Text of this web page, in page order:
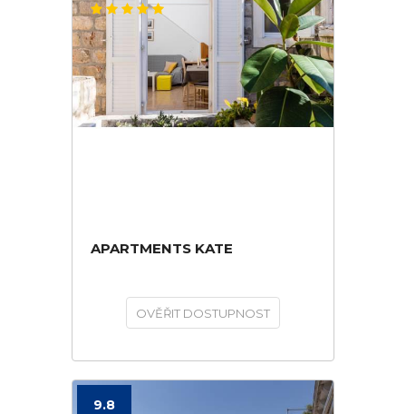
APARTMENTS KATE
OVĚŘIT DOSTUPNOST
9.8